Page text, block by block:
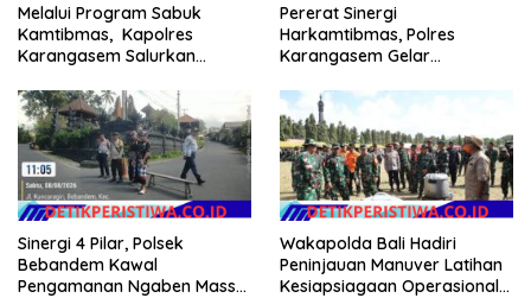
Melalui Program Sabuk
Kamtibmas, Kapolres
Karangasem Salurkan
Warga Kurang Mampu
Pererat Sinergi
Harkamtibmas, Polres
Karangasem Gelar
Kamtibmas di Dangin Sema II
Sinergi 4 Pilar, Polsek
Bebandem Kawal
Pengamanan Ngaben Massal
Wakapolda Bali Hadiri
Peninjauan Manuver Latihan
Kesiapsiagaan Operasional